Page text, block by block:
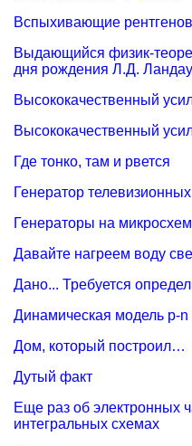
Вспыхивающие
Выдающийся физик-
дня рождения Л.Д.
Высококачественный
Высококачественный
Где тонко, там и рвется
Генератор
Генераторы на
Давайте нагреем воду
Дано... Требуется
Динамическая модель p-n
Дом, который построил…
Дутый факт
Еще раз об электронных
интегральных схемах